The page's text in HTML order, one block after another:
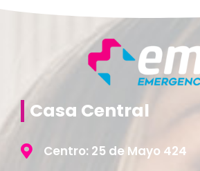
Casa Central
Centro: 25 de Mayo 424